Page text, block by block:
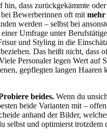
hin, dass zurückgekämmte oder
Bewerberinnen oft mit mehr
werden – selbst bei
Umfrage unter
und Styling in die
Das heißt nicht, dass
Personaler legen Wert auf
gepflegten langen Haaren
beides. Wenn du
beide Varianten mit –
anhand der Bilder,
selbst und optimierst trotzdem